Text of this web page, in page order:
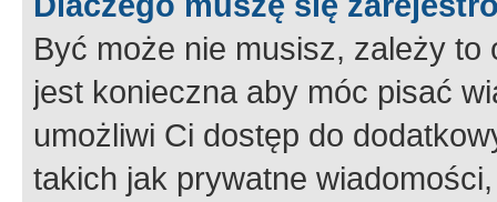
Być może nie musisz, zależy
jest konieczna aby móc pisać
umożliwi Ci dostęp do
takich jak prywatne